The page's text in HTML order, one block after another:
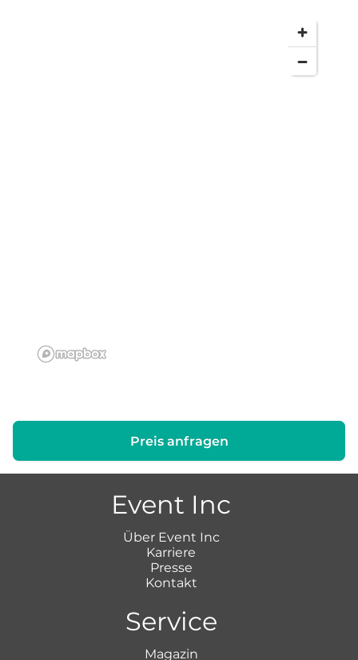
Preis anfragen
Event Inc
Über Event Inc
Karriere
Presse
Kontakt
Service
Magazin